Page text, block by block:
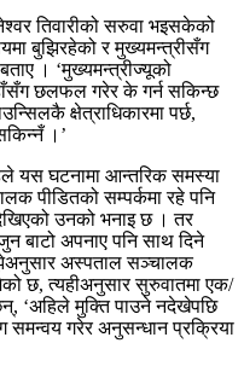
तिवारीको सरुवा भइसकेको
बुझिरहेको र मुख्यमन्त्रीसँग
। ‘मुख्यमन्त्रीज्यूको
छलफल गरेर के गर्न सकिन्छ
क्षेत्राधिकारमा पर्छ,
।’
यस घटनामा आन्तरिक समस्या
पीडितको सम्पर्कमा रहे पनि
उनको भनाइ छ । तर
बाटो अपनाए पनि साथ दिने
अस्पताल सञ्चालक
छ, त्यहीअनुसार सुरुवातमा एक/
‘अहिले मुक्ति पाउने नदेखेपछि
समन्वय गरेर अनुसन्धान प्रक्रिया